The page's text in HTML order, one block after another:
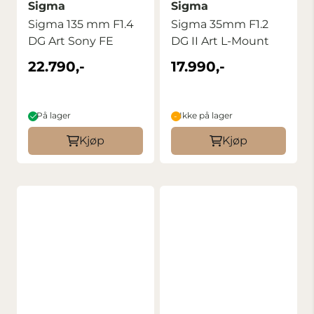
Sigma
Sigma 135 mm F1.4
DG Art Sony FE
22.790,-
På lager
Kjøp
Sigma
Sigma 35mm F1.2
DG II Art L-Mount
17.990,-
Ikke på lager
Kjøp